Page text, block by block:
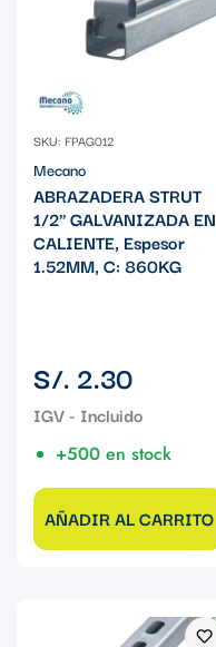
SKU: FPAG012
Mecano
ABRAZADERA STRUT
1/2" GALVANIZADA EN
CALIENTE, Espesor
1.52MM, C: 860KG
Precio
regular
S/. 2.30
+500 en stock
AÑADIR AL CARRITO